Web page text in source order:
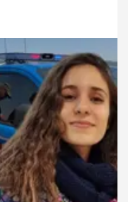
Çoban'ın
karar verdi.